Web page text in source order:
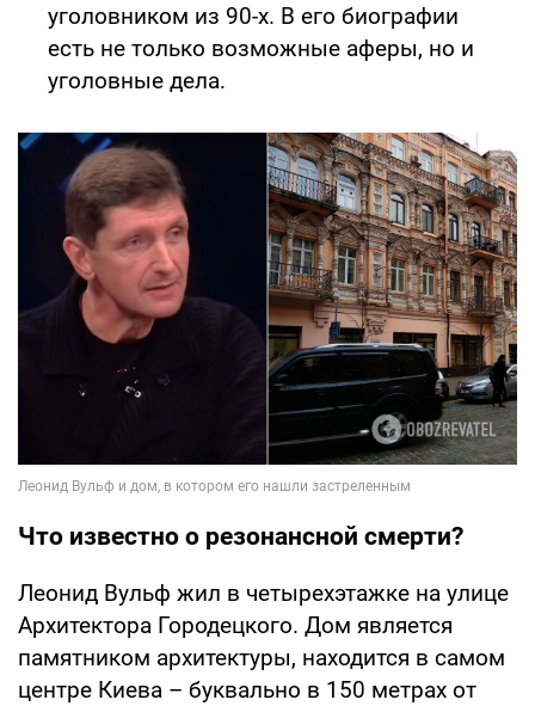
уголовником из 90-х. В его биографии
есть не только возможные аферы, но и
уголовные дела.
Что известно о резонансной смерти?
Леонид Вульф жил в четырехэтажке на улице
Архитектора Городецкого. Дом является
памятником архитектуры, находится в самом
центре Киева – буквально в 150 метрах от